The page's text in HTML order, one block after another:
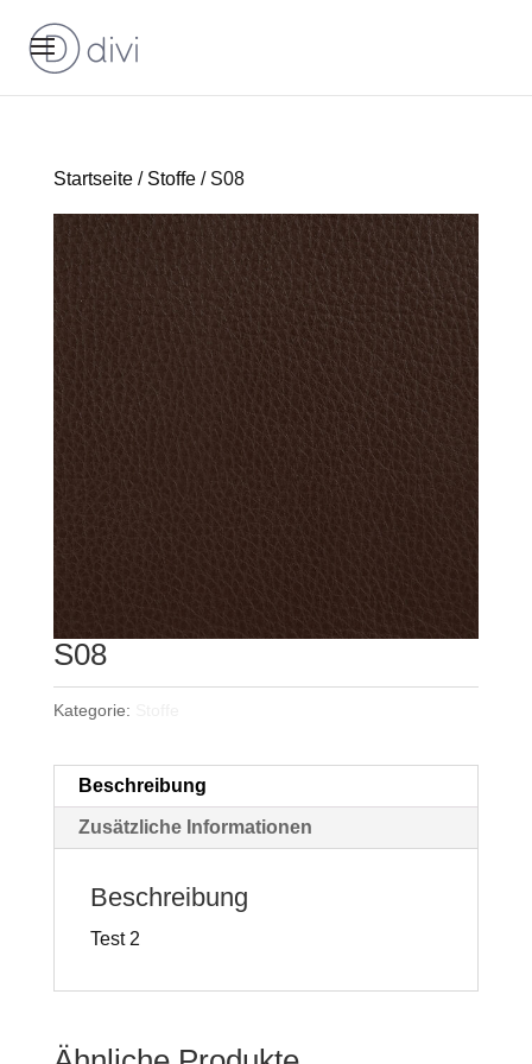
Startseite/ Stoffe/ S08
S08
Kategorie:
Beschreibung
Zusätzliche Informationen
Beschreibung
Test 2